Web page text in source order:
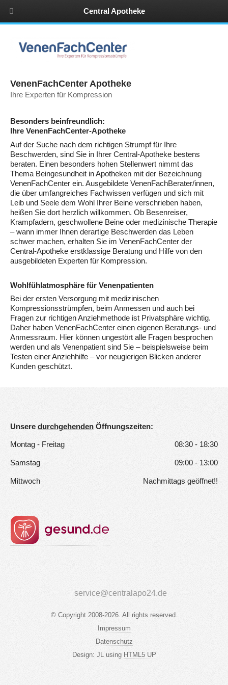
VenenFachCenter Apotheke
Ihre Experten für Kompression
Besonders beinfreundlich:
Ihre VenenFachCenter-Apotheke
Auf der Suche nach dem richtigen Strumpf für Ihre
Beschwerden, sind Sie in Ihrer Central-Apotheke bestens
beraten. Einen besonders hohen Stellenwert nimmt das
Thema Beingesundheit in Apotheken mit der Bezeichnung
VenenFachCenter ein. Ausgebildete VenenFachBerater/innen,
die über umfangreiches Fachwissen verfügen und sich mit
Leib und Seele dem Wohl Ihrer Beine verschrieben haben,
heißen Sie dort herzlich willkommen. Ob Besenreiser,
Krampfadern, geschwollene Beine oder medizinische Therapie
– wann immer Ihnen derartige Beschwerden das Leben
schwer machen, erhalten Sie im VenenFachCenter der
Central-Apotheke erstklassige Beratung und Hilfe von den
ausgebildeten Experten für Kompression.
Wohlfühlatmosphäre für Venenpatienten
Bei der ersten Versorgung mit medizinischen
Kompressionsstrümpfen, beim Anmessen und auch bei
Fragen zur richtigen Anziehmethode ist Privatsphäre wichtig.
Daher haben VenenFachCenter einen eigenen Beratungs- und
Anmessraum. Hier können ungestört alle Fragen besprochen
werden und als Venenpatient sind Sie – beispielsweise beim
Testen einer Anziehhilfe – vor neugierigen Blicken anderer
Kunden geschützt.
Unsere durchgehenden Öffnungszeiten:
Montag - Freitag 08:30 - 18:30
Samstag 09:00 - 13:00
Mittwoch Nachmittags geöffnet!!
© Copyright 2008-2026. All rights reserved.
Impressum
Datenschutz
Design: JL using HTML5 UP
Central Apotheke